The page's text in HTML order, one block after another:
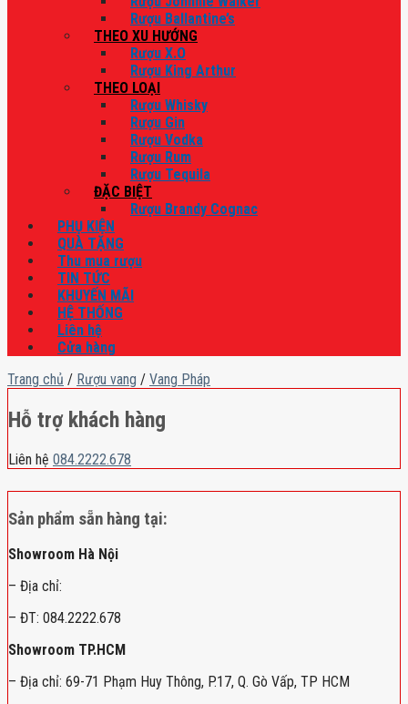
Rượu Ballantine’s
THEO XU HƯỚNG
Rượu X.O
Rượu King Arthur
THEO LOẠI
Rượu Whisky
Rượu Gin
Rượu Vodka
Rượu Rum
Rượu Tequila
ĐẶC BIỆT
Rượu Brandy Cognac
PHỤ KIỆN
QUÀ TẶNG
Thu mua rượu
TIN TỨC
KHUYẾN MÃI
HỆ THỐNG
Liên hệ
Cửa hàng
Trang chủ / Rượu vang / Vang Pháp
Hỗ trợ khách hàng
Liên hệ 084.2222.678
Sản phẩm sẵn hàng tại:
Showroom Hà Nội
– Địa chỉ:
– ĐT: 084.2222.678
Showroom TP.HCM
– Địa chỉ: 69-71 Phạm Huy Thông, P.17, Q. Gò Vấp, TP HCM